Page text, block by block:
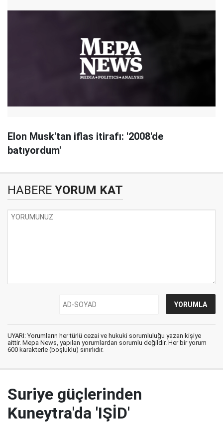
Elon Musk'tan iflas itirafı: '2008'de
batıyordum'
HABERE YORUM KAT
UYARI: Yorumların her türlü cezai ve hukuki sorumluluğu yazan kişiye
aittir. Mepa News, yapılan yorumlardan sorumlu değildir. Her bir yorum
600 karakterle (boşluklu) sınırlıdır.
Suriye güçlerinden
Kuneytra'da 'IŞİD'